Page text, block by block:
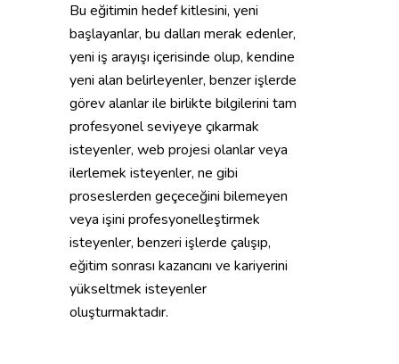
Bu eğitimin hedef kitlesini, yeni
başlayanlar, bu dalları merak edenler,
yeni iş arayışı içerisinde olup, kendine
yeni alan belirleyenler, benzer işlerde
görev alanlar ile birlikte bilgilerini tam
profesyonel seviyeye çıkarmak
isteyenler, web projesi olanlar veya
ilerlemek isteyenler, ne gibi
proseslerden geçeceğini bilemeyen
veya işini profesyonelleştirmek
isteyenler, benzeri işlerde çalışıp,
eğitim sonrası kazancını ve kariyerini
yükseltmek isteyenler
oluşturmaktadır.